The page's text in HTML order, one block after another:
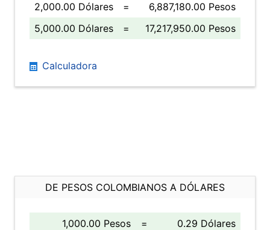
2,000.00 Dólares
=
6,887,180.00 Pesos
5,000.00 Dólares
= 17,217,950.00 Pesos
Calculadora
DE PESOS COLOMBIANOS A DÓLARES
1,000.00 Pesos =
0.29 Dólares